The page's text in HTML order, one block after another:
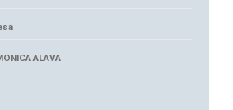
ALAVA